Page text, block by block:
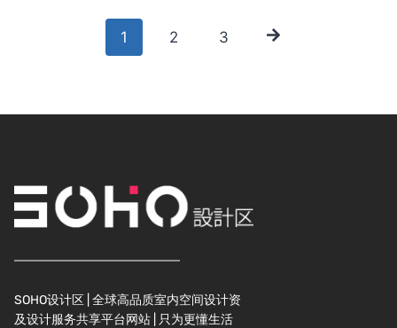
Posts
1 2 3
SOHO设计区 | 全球高品质室内空间设计资
及设计服务共享平台网站 | 只为更懂生活